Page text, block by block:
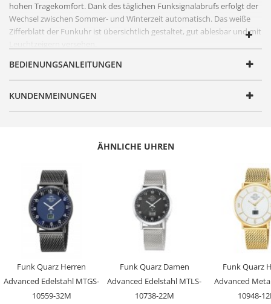
hohen Tragekomfort. Dank des täglichen Funksignalabrufs erfolgt der
Wechsel zwischen Sommer- und Winterzeit automatisch. Das weiße
Zifferblatt der Funkuhr ist übersichtlich gestaltet, gut ablesbar und mit
FUNKTIONEN
Artikelnummer
MTGS-10655-60M
Geschlecht
Slim
Antrieb
Batterie/ Akku Typ
Zeitsignal
Uhrwerk
W314, Empfang des Signals DCF 77
(Mainflingen, DE)
Genauigkeit
+/- 1 Sekunde/1 Mio. Jahre
Anzeige
Analog-Digital
BEDIENUNGSANLEITUNGEN
KUNDENMEINUNGEN
ÄHNLICHE UHREN
Funk Quarz Herren
Advanced Edelstahl MTGS-
10559-32M
Funk Quarz Damen
Advanced Edelstahl MTLS-
10738-22M
Funk Quarz
Advanced
10948-